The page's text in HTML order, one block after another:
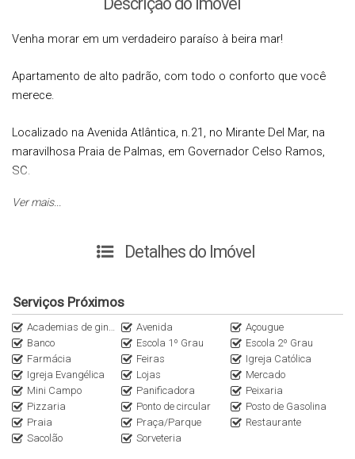
Venha morar em um verdadeiro paraíso à beira mar!
Apartamento de alto padrão, com todo o conforto que você
merece.
Localizado na Avenida Atlântica, n.21, no Mirante Del Mar, na
maravilhosa Praia de Palmas, em Governador Celso Ramos,
SC.
Este incrível apartamento de 3 quartos, sendo 1 suíte, possui
condicionado split e água quente. Além disso, o condomínio
Com uma vista deslumbrante para o mar, este imóvel está
pronto para morar e possui 2 vagas de garagem, sala ampla, e
uma área privada de 86m².
Não perca a oportunidade de viver em um lugar único e
exclusivo!
Ver mais...
Detalhes do Imóvel
Serviços Próximos
Academias de ginástica Avenida
Açougue
Banco
Escola 1º Grau
Escola 2º Grau
Farmácia
Feiras
Igreja Católica
Igreja Evangélica
Lojas
Mercado
Mini Campo
Panificadora
Peixaria
Pizzaria
Ponto de circular
Posto de Gasolina
Praia
Praça/Parque
Restaurante
Sacolão
Sorveteria